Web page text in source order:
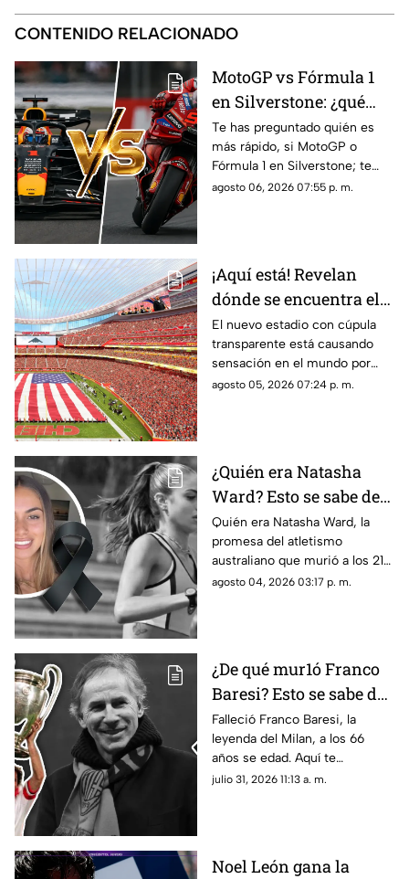
CONTENIDO RELACIONADO
MotoGP vs Fórmula 1
en Silverstone: ¿qué
categoría es más rápida
y por cuánto?
Te has preguntado quién es
más rápido, si MotoGP o
Fórmula 1 en Silverstone; te
contamos los horarios del GP
agosto 06, 2026 07:55 p. m.
¡Aquí está! Revelan
dónde se encuentra el
estadio con cúpula
transparente
El nuevo estadio con cúpula
transparente está causando
sensación en el mundo por
cómo luce y aquí te contamos
agosto 05, 2026 07:24 p. m.
¿Quién era Natasha
Ward? Esto se sabe de
la mu3rt3 de la joven
promesa del atletismo
a los 21 años
Quién era Natasha Ward, la
promesa del atletismo
australiano que murió a los 21
años. Conoce su trayectoria,
agosto 04, 2026 03:17 p. m.
¿De qué mur1ó Franco
Baresi? Esto se sabe del
fallecimiento de la
leyenda del Milan a los
66 años de edad
Falleció Franco Baresi, la
leyenda del Milan, a los 66
años se edad. Aquí te
compartimos todos los
julio 31, 2026 11:13 a. m.
Noel León gana la